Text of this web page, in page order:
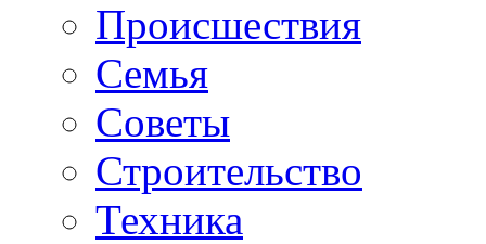
Происшествия
Семья
Советы
Строительство
Техника